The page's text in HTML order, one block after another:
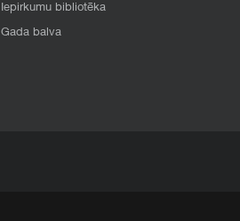
Iepirkumu bibliotēka
Gada balva